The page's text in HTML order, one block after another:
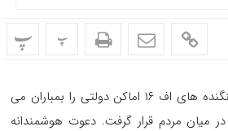
پ پ
در پی کودتای جمعی از ارتشیان ترکیه، با وجود تمامی خطرات موجود و در حالی که جنگنده های اف ۱۶ اماکن دولتی را بمباران می
میان مردم قرار گرفت. دعوت هوشمندانه